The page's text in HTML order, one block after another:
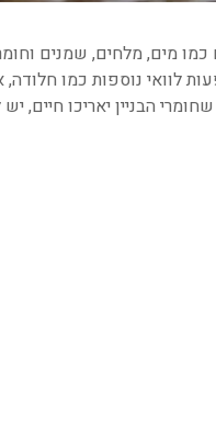
כמו מים, מלחים, שמנים
לוואי נוספות כמו חלודה,
הבניין יאריכו חיים,